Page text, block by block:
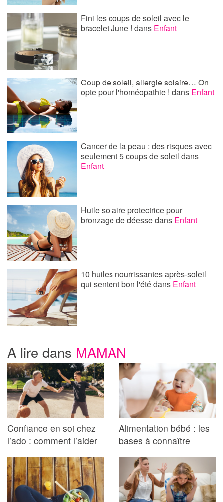
Fini les coups de soleil avec le
bracelet June !dans Enfant
Coup de soleil, allergie solaire… On
opte pour l'homéopathie !dans Enfant
Cancer de la peau : des risques avec
seulement 5 coups de soleildans
Enfant
Huile solaire protectrice pour
bronzage de déessedans Enfant
10 huiles nourrissantes après-soleil
qui sentent bon l'étédans Enfant
A lire dans MAMAN
Confiance en soi chez
l’ado : comment l’aider
Alimentation bébé : les
bases à connaître